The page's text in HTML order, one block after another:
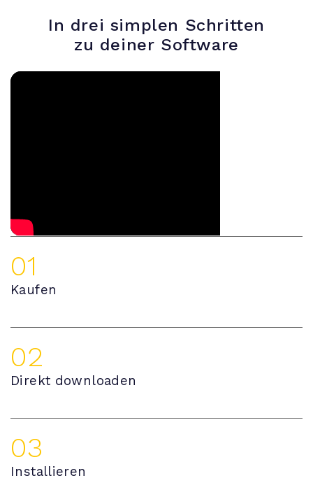
In drei simplen Schritten
zu deiner Software
01
Kaufen
02
Direkt downloaden
03
Installieren